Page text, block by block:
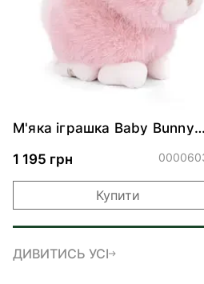
М'яка іграшка Baby Bunny
1 195 грн
Купити
ДИВИТИСЬ УСІ